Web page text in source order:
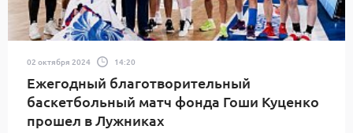
02 октября 2024 14:20
Ежегодный благотворительный
баскетбольный матч фонда Гоши Куценко
прошел в Лужниках